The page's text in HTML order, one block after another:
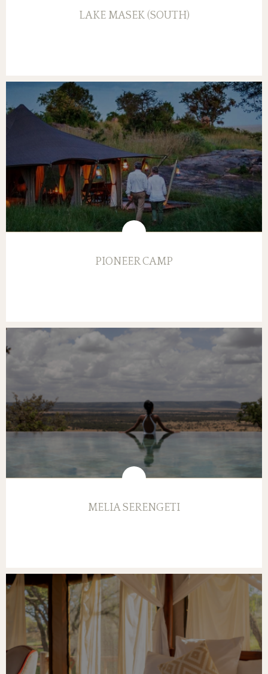
LAKE MASEK (SOUTH)
PIONEER CAMP
MELIA SERENGETI